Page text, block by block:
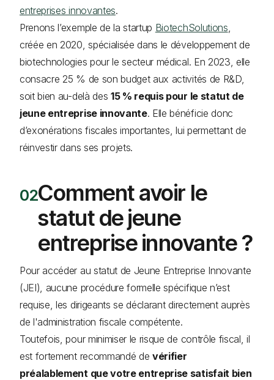
entreprises innovantes.
Prenons l’exemple de la startup BiotechSolutions
créée en 2020, spécialisée dans le développement de
biotechnologies pour le secteur médical. En 2023, elle
consacre 25 % de son budget aux activités de R&D,
soit bien au-delà des 15 % requis pour le statut de
jeune entreprise innovante. Elle bénéficie donc
d’exonérations fiscales importantes, lui permettant de
réinvestir dans ses projets.
Comment avoir le
statut de jeune
entreprise innovante ?
Pour accéder au statut de Jeune Entreprise Innovante
(JEI), aucune procédure formelle spécifique n’est
requise, les dirigeants se déclarant directement auprès
de l'administration fiscale compétente.
Toutefois, pour minimiser le risque de contrôle fiscal, il
est fortement recommandé devérifier
préalablement que votre entreprise satisfait bien